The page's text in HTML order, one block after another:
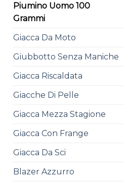
Piumino Uomo 100
Grammi
Giacca Da Moto
Giubbotto Senza Maniche
Giacca Riscaldata
Giacche Di Pelle
Giacca Mezza Stagione
Giacca Con Frange
Giacca Da Sci
Blazer Azzurro